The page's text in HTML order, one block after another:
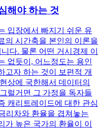
해야 하는 것
입장에서 빠지기 쉬운 유
의 시간축을 본인의 이론을
다. 물론 어떤 거시경제 이
없듯이, 어느정도는 용인
고자 하는 것이 보편적 개
상에 국한해서 데이터의
럴거면 그 가정을 독자들
캐리트레이드에 대한 관심
리차와 환율을 겹쳐놓는
가 높은 국가의 환율이 이